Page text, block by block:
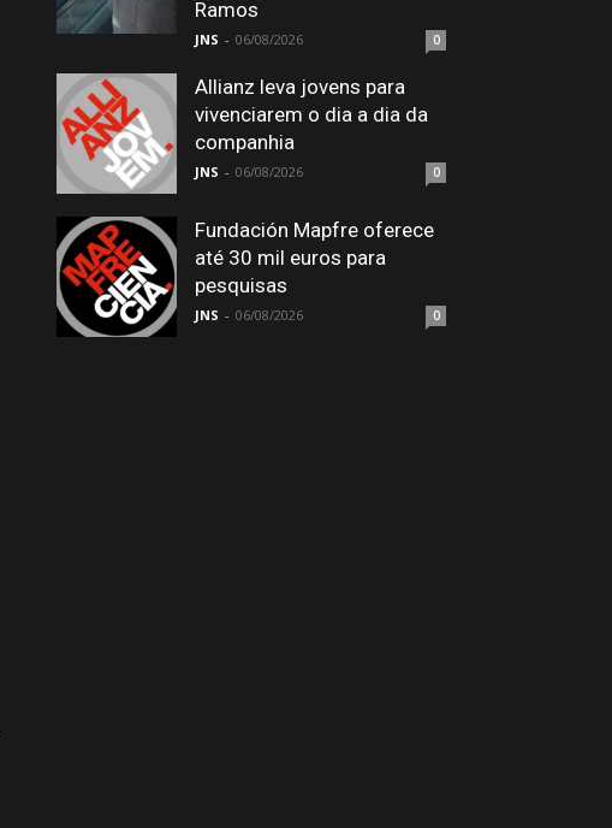
Ramos
JNS - 06/08/2026 0
Allianz leva jovens para
vivenciarem o dia a dia da
companhia
JNS - 06/08/2026 0
Fundación Mapfre oferece
até 30 mil euros para
pesquisas
JNS - 06/08/2026 0